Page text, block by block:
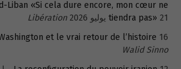
Liban «Si cela dure encore, mon cœur ne
tiendra pas» 21 يوليو 2026
Libération
et le vrai retour de l’histoire 16 يوليو 2026
Walid Sinno